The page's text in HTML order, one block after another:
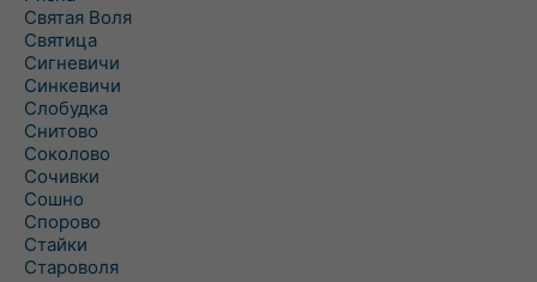
Святая Воля
Святица
Сигневичи
Синкевичи
Слобудка
Снитово
Соколово
Сочивки
Сошно
Спорово
Стайки
Староволя